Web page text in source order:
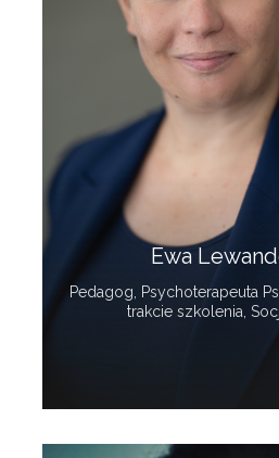
Ewa
Pedagog, Psychoterapeuta
trakcie szkolenia,